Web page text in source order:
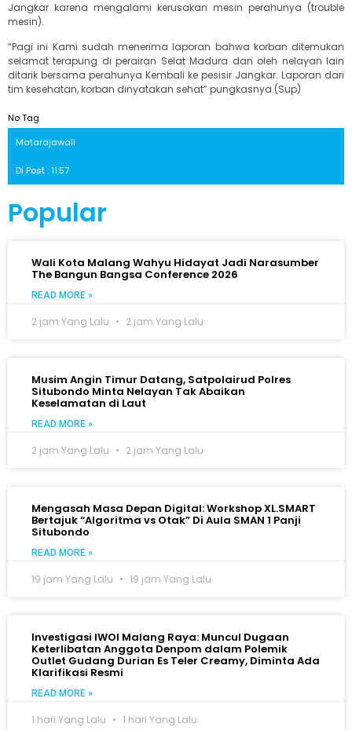
Jangkar karena mengalami kerusakan mesin perahunya (trouble
mesin).
“Pagi ini Kami sudah menerima laporan bahwa korban ditemukan
selamat terapung di perairan Selat Madura dan oleh nelayan lain
ditarik bersama perahunya Kembali ke pesisir Jangkar. Laporan dari
tim kesehatan, korban dinyatakan sehat” pungkasnya.(Sup)
No Tag
Matarajawali
Di Post : 11:57
Popular
Wali Kota Malang Wahyu Hidayat Jadi Narasumber
The Bangun Bangsa Conference 2026
READ MORE »
2 jam Yang Lalu 2 jam Yang Lalu
Musim Angin Timur Datang, Satpolairud Polres
Situbondo Minta Nelayan Tak Abaikan
Keselamatan di Laut
READ MORE »
2 jam Yang Lalu 2 jam Yang Lalu
Mengasah Masa Depan Digital: Workshop XL.SMART
Bertajuk “Algoritma vs Otak” Di Aula SMAN 1 Panji
Situbondo
READ MORE »
19 jam Yang Lalu 19 jam Yang Lalu
Investigasi IWOI Malang Raya: Muncul Dugaan
Keterlibatan Anggota Denpom dalam Polemik
Outlet Gudang Durian Es Teler Creamy, Diminta Ada
Klarifikasi Resmi
READ MORE »
1 hari Yang Lalu 1 hari Yang Lalu